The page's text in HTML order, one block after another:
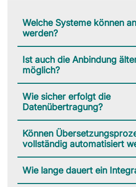
Welche Systeme können
werden?
Ist auch die Anbindung
möglich?
Wie sicher erfolgt die
Datenübertragung?
Können
vollständig automatisiert
Wie lange dauert ein